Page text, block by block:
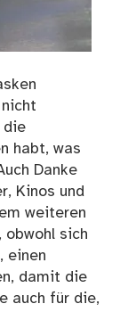
die
habt, was
Danke
Kinos und
weiteren
obwohl sich
einen
damit die
auch für die,